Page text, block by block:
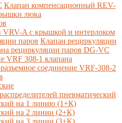
Клапан компенсационный REV-
люка
VRV-A с крышкой и интерлоком
паров Клапан рециркуляции
рециркуляции паров DG-VC
VRF 308-1 клапана
соединение VRF-308-2
пневматический
на 1 линию (1+К)
на 2 линии (2+К)
на 3 линии (3+К)